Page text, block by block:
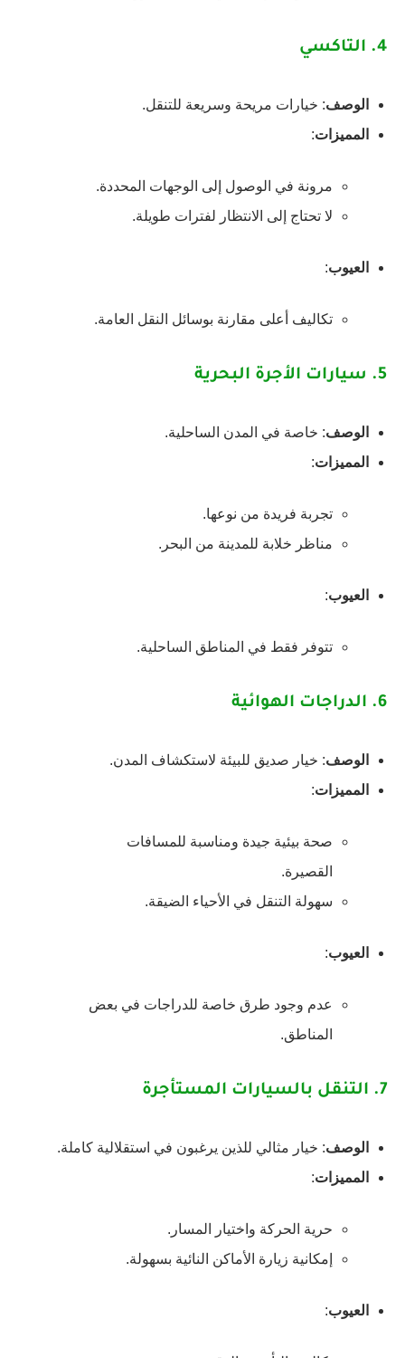
4. التاكسي
الوصف: خيارات مريحة وسريعة للتنقل.
المميزات:
مرونة في الوصول إلى الوجهات المحددة.
لا تحتاج إلى الانتظار لفترات طويلة.
العيوب:
تكاليف أعلى مقارنة بوسائل النقل العامة.
5. سيارات الأجرة البحرية
الوصف: خاصة في المدن الساحلية.
المميزات:
تجربة فريدة من نوعها.
مناظر خلابة للمدينة من البحر.
العيوب:
تتوفر فقط في المناطق الساحلية.
6. الدراجات الهوائية
الوصف: خيار صديق للبيئة لاستكشاف المدن.
المميزات:
صحة بيئية جيدة ومناسبة للمسافات
القصيرة.
سهولة التنقل في الأحياء الضيقة.
العيوب:
عدم وجود طرق خاصة للدراجات في بعض
المناطق.
7. التنقل بالسيارات المستأجرة
الوصف: خيار مثالي للذين يرغبون في استقلالية كاملة.
المميزات:
حرية الحركة واختيار المسار.
إمكانية زيارة الأماكن النائية بسهولة.
العيوب: